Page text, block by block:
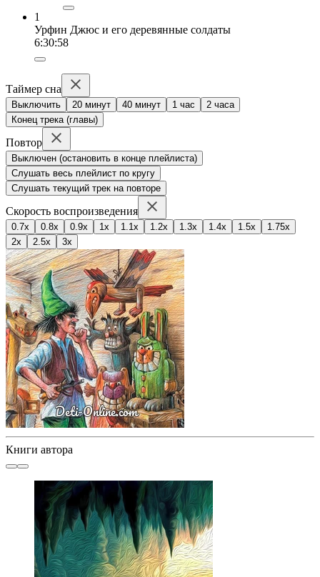
1
Урфин Джюс и его деревянные солдаты
6:30:58
Таймер сна
Выключить 20 минут 40 минут 1 час
2 часа
Конец трека (главы)
Повтор
Выключен (остановить в конце плейлиста)
Слушать весь плейлист по кругу
Слушать текущий трек на повторе
Скорость воспроизведения
0.7x 0.8x 0.9x 1x 1.1x 1.2x 1.3x 1.4x 1.5x
1.75x
2x
2.5x 3x
Книги автора